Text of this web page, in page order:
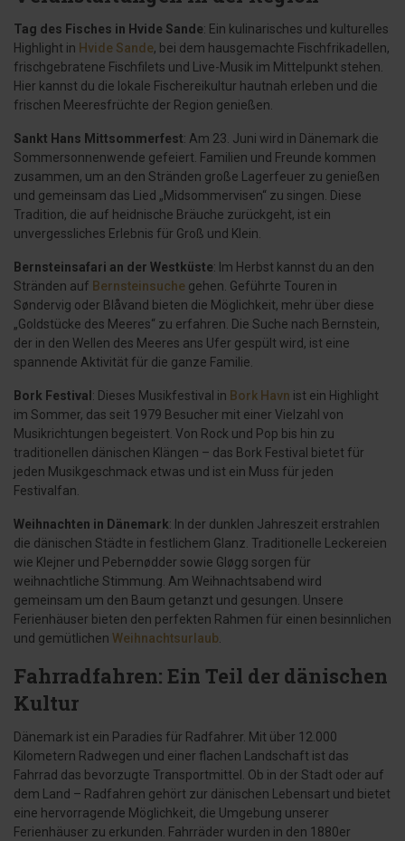
Tag des Fisches in Hvide Sande: Ein kulinarisches und kulturelles
Highlight in Hvide Sande, bei dem hausgemachte Fischfrikadellen,
frischgebratene Fischfilets und Live-Musik im Mittelpunkt stehen.
Hier kannst du die lokale Fischereikultur hautnah erleben und die
frischen Meeresfrüchte der Region genießen.
Sankt Hans Mittsommerfest: Am 23. Juni wird in Dänemark die
Sommersonnenwende gefeiert. Familien und Freunde kommen
zusammen, um an den Stränden große Lagerfeuer zu genießen
und gemeinsam das Lied „Midsommervisen“ zu singen. Diese
Tradition, die auf heidnische Bräuche zurückgeht, ist ein
unvergessliches Erlebnis für Groß und Klein.
Bernsteinsafari an der Westküste: Im Herbst kannst du an den
Stränden auf Bernsteinsuche gehen. Geführte Touren in
Søndervig oder Blåvand bieten die Möglichkeit, mehr über diese
„Goldstücke des Meeres“ zu erfahren. Die Suche nach Bernstein,
der in den Wellen des Meeres ans Ufer gespült wird, ist eine
spannende Aktivität für die ganze Familie.
Bork Festival : Dieses Musikfestival in Bork Havn ist ein Highlight
im Sommer, das seit 1979 Besucher mit einer Vielzahl von
Musikrichtungen begeistert. Von Rock und Pop bis hin zu
traditionellen dänischen Klängen – das Bork Festival bietet für
jeden Musikgeschmack etwas und ist ein Muss für jeden
Festivalfan.
Weihnachten in Dänemark: In der dunklen Jahreszeit erstrahlen
die dänischen Städte in festlichem Glanz. Traditionelle Leckereien
wie Klejner und Pebernødder sowie Gløgg sorgen für
weihnachtliche Stimmung. Am Weihnachtsabend wird
gemeinsam um den Baum getanzt und gesungen. Unsere
Ferienhäuser bieten den perfekten Rahmen für einen besinnlichen
und gemütlichen Weihnachtsurlaub
Fahrradfahren: Ein Teil der dänischen
Kultur
Dänemark ist ein Paradies für Radfahrer. Mit über 12.000
Kilometern Radwegen und einer flachen Landschaft ist das
Fahrrad das bevorzugte Transportmittel. Ob in der Stadt oder auf
dem Land – Radfahren gehört zur dänischen Lebensart und bietet
eine hervorragende Möglichkeit, die Umgebung unserer
Ferienhäuser zu erkunden. Fahrräder wurden in den 1880er